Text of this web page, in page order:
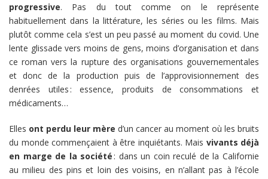
progressive. Pas du tout comme on le représente
habituellement dans la littérature, les séries ou les films. Mais
plutôt comme cela s’est un peu passé au moment du covid. Une
lente glissade vers moins de gens, moins d’organisation et dans
ce roman vers la rupture des organisations gouvernementales
et donc de la production puis de l’approvisionnement des
denrées utiles : essence, produits de consommations et
médicaments…
Elles ont perdu leur mère d’un cancer au moment où les bruits
du monde commençaient à être inquiétants. Mais vivants déjà
en marge de la société : dans un coin reculé de la Californie
au milieu des pins et loin des voisins, en n’allant pas à l’école